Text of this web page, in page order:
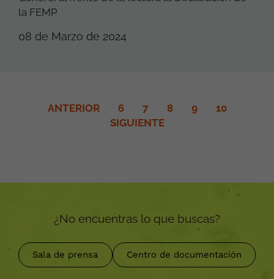
la FEMP
08 de Marzo de 2024
ANTERIOR 6 7 8 9
10
SIGUIENTE
¿No encuentras lo que buscas?
Sala de prensa Centro de documentación